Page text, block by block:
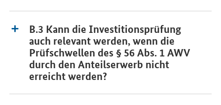
B.3 Kann die Investitionsprüfung
auch relevant werden, wenn die
Prüfschwellen des § 56 Abs. 1 AWV
durch den Anteilserwerb nicht
erreicht werden?